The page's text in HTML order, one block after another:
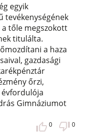
egyik
tevékenységének
tőle megszokott
titulálta.
a haza
gazdasági
őrzi,
évfordulója
Gimnáziumot
0 0